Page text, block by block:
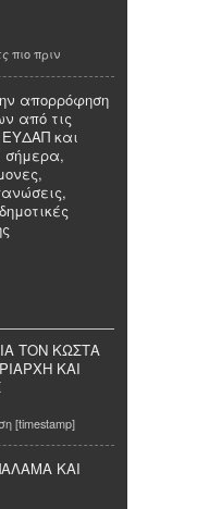
πιο πριν
απορρόφηση
από τις
και
σήμερα,
ΤΟΝ ΚΩΣΤΑ
ΚΑΙ
[timestamp]
ΚΑΙ